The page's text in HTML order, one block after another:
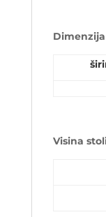
Visina